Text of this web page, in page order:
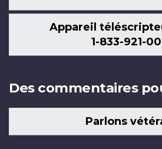
Appareil
1-833-921-
Des commentaires
Parlons